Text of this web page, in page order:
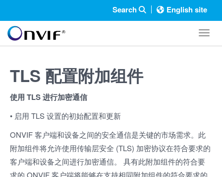
Search English site
TLS 配置附加组件
使用 TLS 进行加密通信
• 启用 TLS 设置的初始配置和更新
ONVIF 客户端和设备之间的安全通信是关键的市场需求。此
附加组件将允许使用传输层安全 (TLS) 加密协议在符合要求的
客户端和设备之间进行加密通信。 具有此附加组件的符合要
求的 ONVIF 客户端将能够在支持相同附加组件的符合要求的